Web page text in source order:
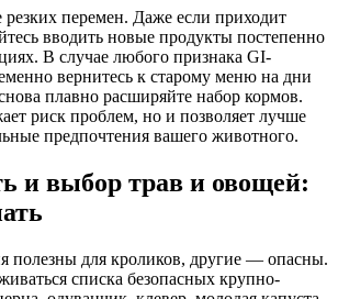
резких перемен. Даже если приходит
вводить новые продукты постепенно
В случае любого признака GI-
вернитесь к старому меню на дни
плавно расширяйте набор кормов.
риск проблем, но и позволяет лучше
предпочтения вашего животного.
и выбор трав и овощей:
полезны для кроликов, другие — опасны.
списка безопасных крупно-